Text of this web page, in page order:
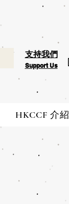
支持我們
Support Us
HKCCF 介紹